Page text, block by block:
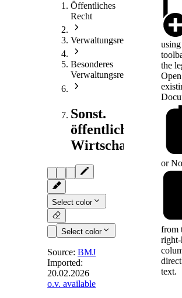
Öffentliches
Recht
Verwaltungsrecht
Besonderes
Verwaltungsrecht
Sonst.
öffentliches
Wirtschaftsrecht
Select color
Select color
§ 3- Allgemeine
Anforderungen
Source:BMJ
Imported:
20.02.2026
o.v. available
the
or
from
right-
text.